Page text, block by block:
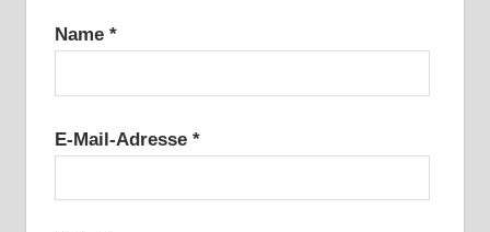
Name *
E-Mail-Adresse *